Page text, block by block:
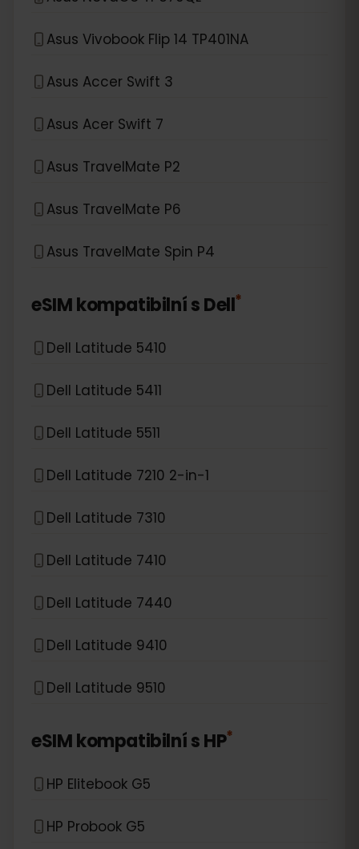
Asus Vivobook Flip 14 TP401NA
Asus Accer Swift 3
Asus Acer Swift 7
Asus TravelMate P2
Asus TravelMate P6
Asus TravelMate Spin P4
eSIM kompatibilní sDell*
Dell Latitude 5410
Dell Latitude 5411
Dell Latitude 5511
Dell Latitude 7210 2-in-1
Dell Latitude 7310
Dell Latitude 7410
Dell Latitude 7440
Dell Latitude 9410
Dell Latitude 9510
eSIM kompatibilní sHP*
HP Elitebook G5
HP Probook G5